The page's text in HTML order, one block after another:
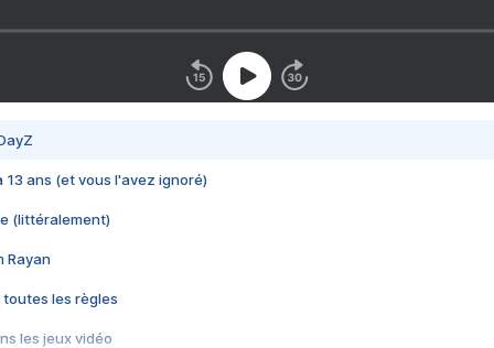
13 ans (et vous l'avez ignoré)
(littéralement)
Rayan
toutes les règles
les jeux vidéo